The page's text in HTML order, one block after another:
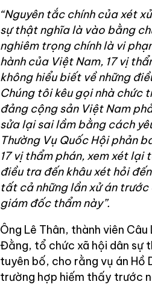
“Nguyên tắc chính của xét
sự thật nghĩa là vào bằng
nghiêm trọng chính là vi
hành của Việt Nam, 17 vị
không hiểu biết về những
Chúng tôi kêu gọi nhà chức
đảng cộng sản Việt Nam
sửa lại sai lầm bằng cách
Thường Vụ Quốc Hội phản
17 vị thẩm phán, xem xét lại
điều tra đến khâu xét hỏi
tất cả những lần xử án trước
giám đốc thẩm này”.
Ông Lê Thân, thành viên Câu
Đằng, tổ chức xã hội dân sự
tuyên bố, cho rằng vụ án Hồ
trường hợp hiếm thấy trước